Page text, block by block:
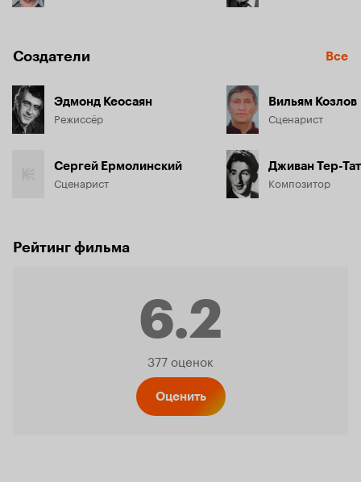
Создатели Все
Эдмонд Кеосаян
Режиссёр
Сергей Ермолинский
Сценарист
Вильям Козлов
Сценарист
Дживан Тер-
Композитор
Рейтинг фильма
6.2
Рейтинг
377 оценок
Оценить